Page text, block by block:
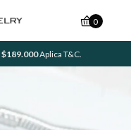
$189.000Aplica T&C.
0